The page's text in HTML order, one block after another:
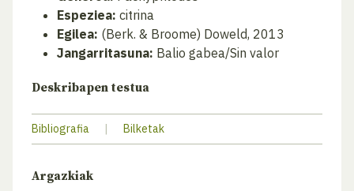
Espeziea: citrina
Egilea: (Berk. & Broome) Doweld, 2013
Jangarritasuna: Balio gabea/Sin valor
Deskribapen testua
Bibliografia | Bilketak
Argazkiak